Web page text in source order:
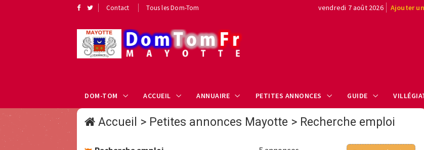
Contact Tous les Dom-Tom vendredi 7 août 2026 Ajouter
DOM-TOM ACCUEIL ANNUAIRE PETITES ANNONCES GUIDE
Accueil > Petites annonces Mayotte > Recherche emploi